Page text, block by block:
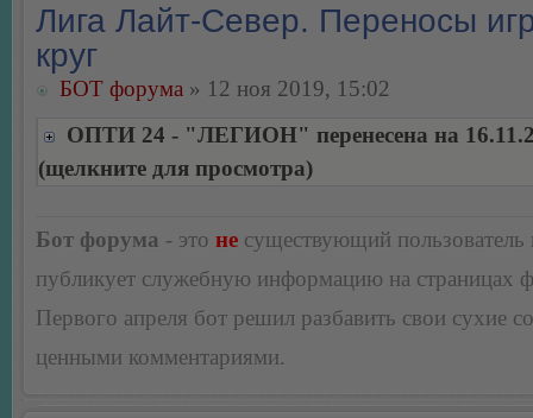
Лига Лайт-Север. Переносы
круг
БОТ форума » 12 ноя 2019, 15:02
ОПТИ 24 - "ЛЕГИОН" перенесена на
(щелкните для просмотра)
Бот форума - это не существующий пользователь
публикует служебную информацию на страницах
Первого апреля бот решил разбавить свои сухие
ценными комментариями.